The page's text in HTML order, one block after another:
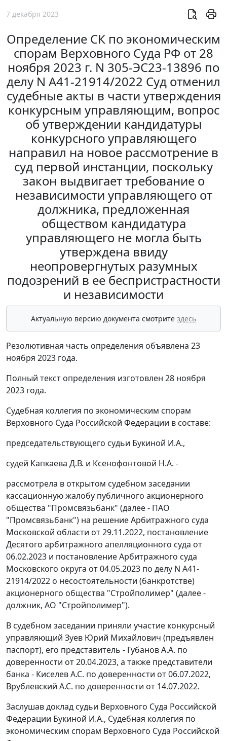
7 декабря 2023
Определение СК по экономическим
спорам Верховного Суда РФ от 28
ноября 2023 г. N 305-ЭС23-13896 по
делу N А41-21914/2022 Суд отменил
судебные акты в части утверждения
конкурсным управляющим, вопрос
об утверждении кандидатуры
конкурсного управляющего
направил на новое рассмотрение в
суд первой инстанции, поскольку
закон выдвигает требование о
независимости управляющего от
должника, предложенная
обществом кандидатура
управляющего не могла быть
утверждена ввиду
неопровергнутых разумных
подозрений в ее беспристрастности
и независимости
Актуальную версию документа смотрите здесь
Резолютивная часть определения объявлена 23
ноября 2023 года.
Полный текст определения изготовлен 28 ноября
2023 года.
Судебная коллегия по экономическим спорам
Верховного Суда Российской Федерации в составе:
председательствующего судьи Букиной И.А.,
судей Капкаева Д.В. и Ксенофонтовой Н.А. -
рассмотрела в открытом судебном заседании
кассационную жалобу публичного акционерного
общества "Промсвязьбанк" (далее - ПАО
"Промсвязьбанк") на решение Арбитражного суда
Московской области от 29.11.2022, постановление
Десятого арбитражного апелляционного суда от
06.02.2023 и постановление Арбитражного суда
Московского округа от 04.05.2023 по делу N А41-
21914/2022 о несостоятельности (банкротстве)
акционерного общества "Стройполимер" (далее -
должник, АО "Стройполимер").
В судебном заседании приняли участие конкурсный
управляющий Зуев Юрий Михайлович (предъявлен
паспорт), его представитель - Губанов А.А. по
доверенности от 20.04.2023, а также представители
банка - Киселев А.С. по доверенности от 06.07.2022,
Врублевский А.С. по доверенности от 14.07.2022.
Заслушав доклад судьи Верховного Суда Российской
Федерации Букиной И.А., Судебная коллегия по
экономическим спорам Верховного Суда Российской